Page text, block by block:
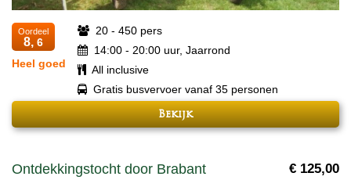
Oordeel
8, 6
Heel goed
20 - 450 pers
14:00 - 20:00 uur, Jaarrond
All inclusive
Gratis busvervoer vanaf 35 personen
Bekijk
Ontdekkingstocht door Brabant € 125,00